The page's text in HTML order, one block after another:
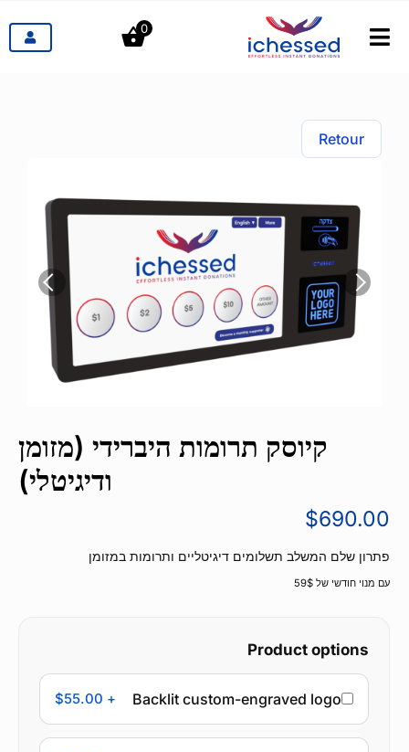
לתוכן
לעבור
תמחור
הבלוג
0
Retour
קיוסק תרומות היברידי (מזומן
ודיגיטלי)
$690.00
פתרון שלם המשלב תשלומים דיגיטליים ותרומות במזומן
עם מנוי חודשי של 59$
Product options
Backlit custom-engraved logo
+ $55.00